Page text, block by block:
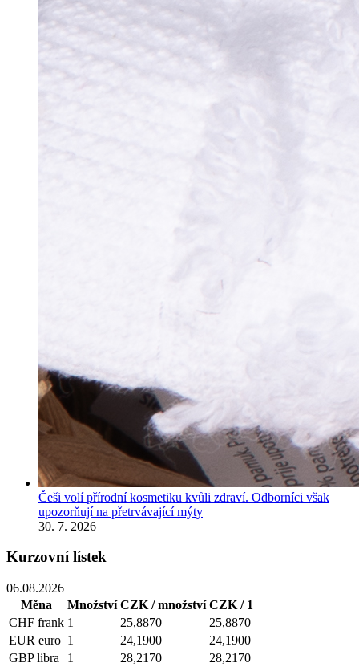
Češi volí přírodní kosmetiku kvůli zdraví. Odborníci však
upozorňují na přetrvávající mýty
30. 7. 2026
Kurzovní lístek
06.08.2026
Měna
Množství CZK / množství CZK / 1
CHF frank 1 25,8870
25,8870
EUR euro 1 24,1900
24,1900
GBP libra 1 28,2170
28,2170